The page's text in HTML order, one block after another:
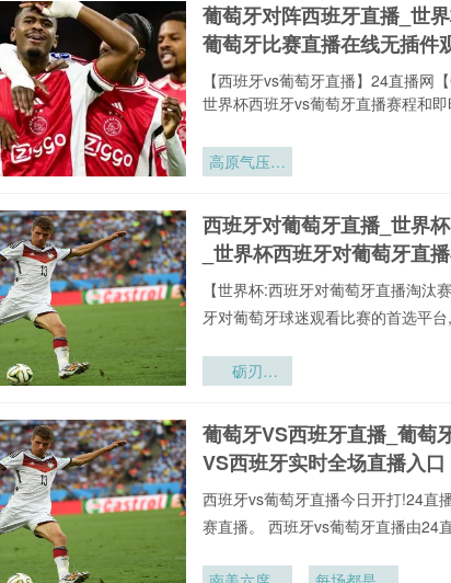
融球场疏散
通道宽度合
术指引
葡萄牙对阵西班牙直播_世
葡萄牙比赛直播在线无插件
【西班牙vs葡萄牙直播】24直播网
世界杯西班牙vs葡萄牙直播赛程和
高原气压梯
赛区足球充
气压力分区
究
西班牙对葡萄牙直播_世界
_世界杯西班牙对葡萄牙直
【世界杯:西班牙对葡萄牙直播淘汰
牙对葡萄牙球迷观看比赛的首选平
砺刃
的战场锋刃
葡萄牙VS西班牙直播_葡萄
VS西班牙实时全场直播入口
西班牙vs葡萄牙直播今日开打!24直
赛直播。 西班牙vs葡萄牙直播由24